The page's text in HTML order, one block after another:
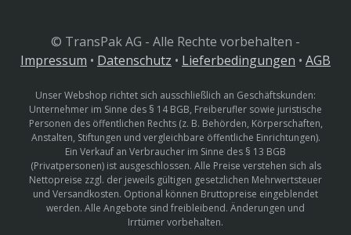
© TransPak AG - Alle Rechte vorbehalten -
Impressum • Datenschutz • Lieferbedingungen • AGB
Unser Webshop richtet sich ausschließlich an Geschäftskunden:
Unternehmer im Sinne des § 14 BGB, Freiberufler sowie juristische
Personen des öffentlichen Rechts (z. B. Behörden, Körperschaften,
Anstalten, Stiftungen und vergleichbare öffentliche Einrichtungen).
Ein Verkauf an Verbraucher im Sinne des § 13 BGB
(Privatpersonen) ist ausgeschlossen. Alle Preise verstehen sich als
Nettopreise zzgl. der jeweils gültigen gesetzlichen Mehrwertsteuer
und Versandkosten. Optional können Bruttopreise eingeblendet
werden. Alle Angebote sind freibleibend. Änderungen und
Irrtümer vorbehalten.